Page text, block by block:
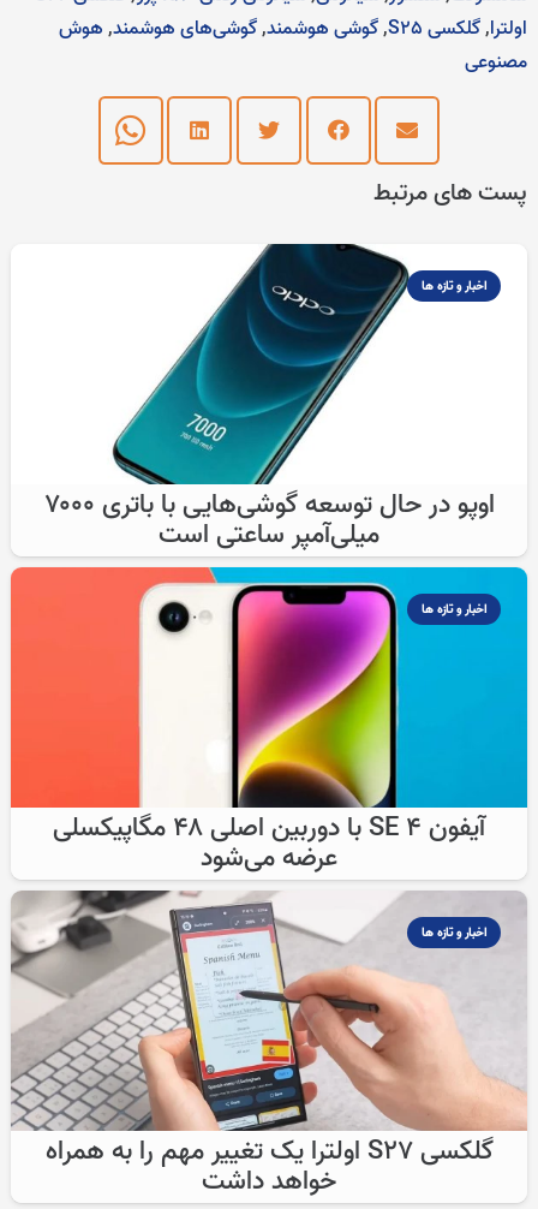
اولترا,گلکسی S25 ,گوشی هوشمند,گوشی‌های هوشمند,هوش
مصنوعی
پست های مرتبط
اخبار و تازه ها
اوپو در حال توسعه گوشی‌هایی با باتری ۷۰۰۰
میلی‌آمپر ساعتی است
اخبار و تازه ها
آیفون SE 4 با دوربین اصلی ۴۸ مگاپیکسلی
عرضه می‌شود
اخبار و تازه ها
گلکسی S27 اولترا یک تغییر مهم را به همراه
خواهد داشت